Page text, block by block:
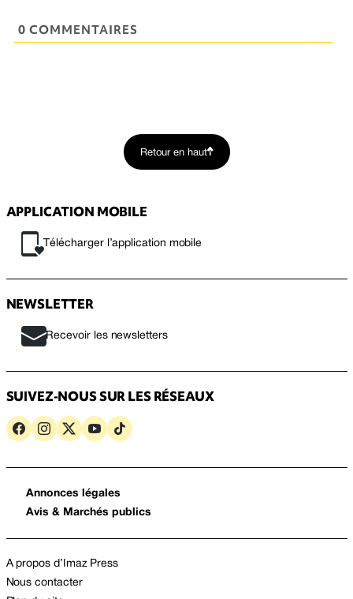
0 COMMENTAIRES
Retour en haut
APPLICATION MOBILE
Télécharger l’application mobile
NEWSLETTER
Recevoir les newsletters
SUIVEZ-NOUS SUR LES RÉSEAUX
Annonces légales
Avis & Marchés publics
A propos d’Imaz Press
Nous contacter